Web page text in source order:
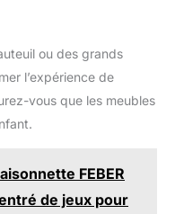
ou des grands
l’expérience de
vous que les meubles
FEBER
de jeux pour